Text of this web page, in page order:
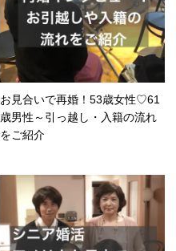
お見合いで再婚！53歳女性♡61
歳男性～引っ越し・入籍の流れ
をご紹介